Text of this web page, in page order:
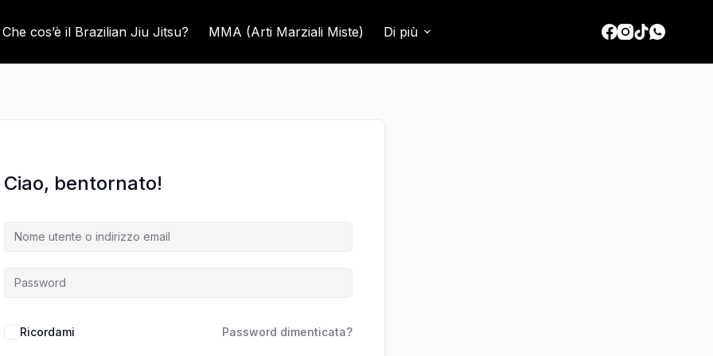
Che cos’è il Brazilian Jiu Jitsu? MMA (Arti Marziali Miste) Di più
Ciao, bentornato!
Ricordami Password dimenticata?